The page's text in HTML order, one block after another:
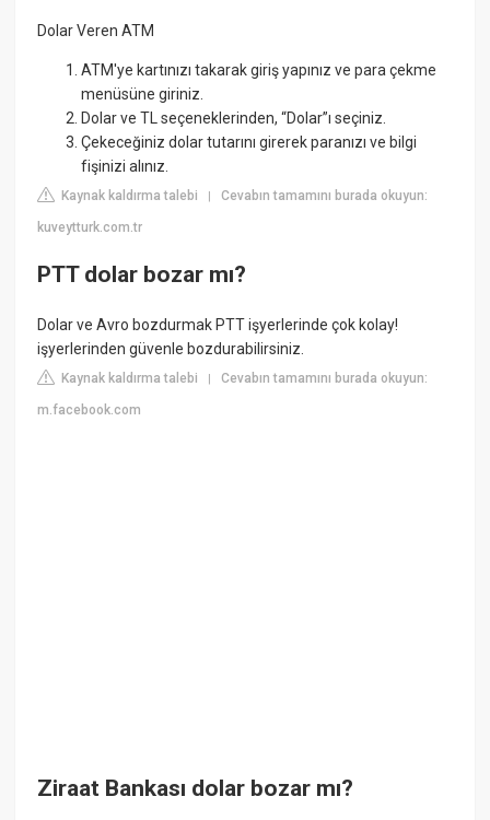
Dolar Veren ATM
ATM'ye kartınızı takarak giriş yapınız ve para çekme
menüsüne giriniz.
Dolar ve TL seçeneklerinden, “Dolar”ı seçiniz.
Çekeceğiniz dolar tutarını girerek paranızı ve bilgi
fişinizi alınız.
Kaynak kaldırma talebi |Cevabın tamamını burada okuyun:
kuveytturk.com.tr
PTT dolar bozar mı?
Dolar ve Avro bozdurmak PTT işyerlerinde çok kolay!
işyerlerinden güvenle bozdurabilirsiniz.
Kaynak kaldırma talebi |Cevabın tamamını burada okuyun:
m.facebook.com
Ziraat Bankası dolar bozar mı?